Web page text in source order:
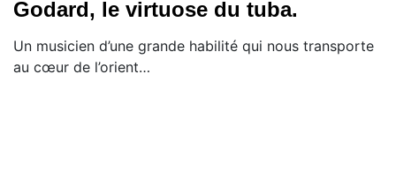
Godard, le virtuose du tuba.
Un musicien d’une grande habilité qui nous transporte
au cœur de l’orient…